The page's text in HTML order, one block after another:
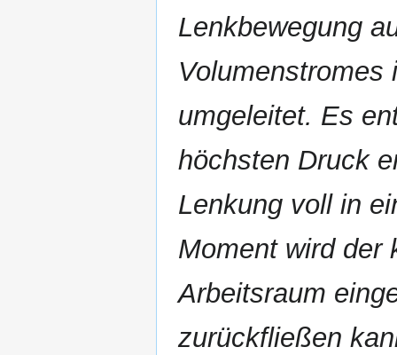
Lenkbewegung
Volumenstromes
umgeleitet. Es
höchsten Druck
Lenkung voll in
Moment wird der
Arbeitsraum
zurückfließen